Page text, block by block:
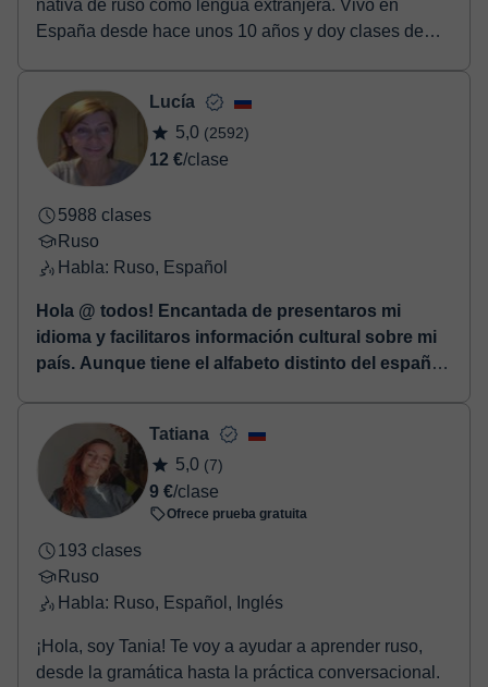
nativa de ruso como lengua extranjera. Vivo en
España desde hace unos 10 años y doy clases de
Lucía
5,0 (2592)
12 €/clase
5988 clases
Ruso
Habla: Ruso, Español
Hola @ todos! Encantada de presentaros mi
idioma y facilitaros información cultural sobre mi
país. Aunque tiene el alfabeto distinto del español,
de construir las frases. Dispongo de todo el
material didáctico necesario para las clases.
¡Mucha suerte! ⏤ ¿Empiezas o amplías tus
conocimientos? ¡Bienvenido! Según el objetivo y
tiempo que dispones haremos la clase más eficaz.
Dispongo de todo el material ...
Tatiana
5,0 (7)
9 €/clase
Ofrece prueba gratuita
193 clases
Ruso
Habla: Ruso, Español, Inglés
¡Hola, soy Tania! Te voy a ayudar a aprender ruso,
desde la gramática hasta la práctica conversacional.